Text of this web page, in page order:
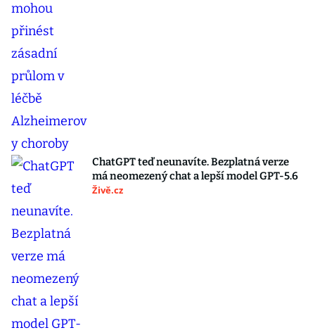
ChatGPT teď neunavíte. Bezplatná verze
má neomezený chat a lepší model GPT-5.6
Živě.cz